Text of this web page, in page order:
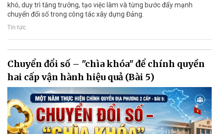
khó, duy trì tăng trưởng, tạo việc làm và từng bước đẩy mạnh
chuyển đổi số trong công tác xây dựng Đảng.
Tin tức
Chuyển đổi số – "chìa khóa" để chính quyền
hai cấp vận hành hiệu quả (Bài 5)